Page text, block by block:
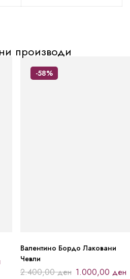
производи
-58%
Валентино Бордо Лаковани
Чевли
2.400,00ден 1.000,00 ден